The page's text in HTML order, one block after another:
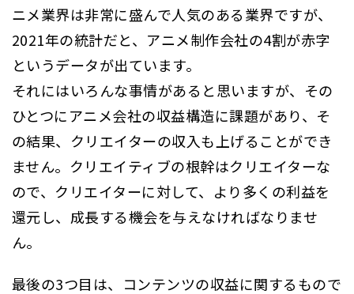
ニメ業界は非常に盛んで人気のある業界ですが、
2021年の統計だと、アニメ制作会社の4割が赤字
というデータが出ています。
それにはいろんな事情があると思いますが、その
ひとつにアニメ会社の収益構造に課題があり、そ
の結果、クリエイターの収入も上げることができ
ません。クリエイティブの根幹はクリエイターな
ので、クリエイターに対して、より多くの利益を
還元し、成長する機会を与えなければなりませ
ん。
最後の3つ目は、コンテンツの収益に関するもので